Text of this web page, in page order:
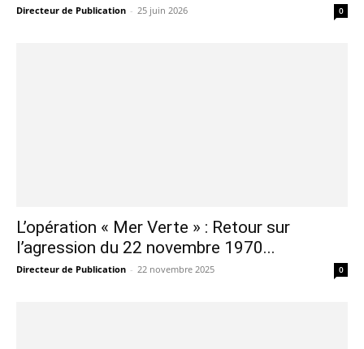
Directeur de Publication - 25 juin 2026 0
L’opération « Mer Verte » : Retour sur
l’agression du 22 novembre 1970...
Directeur de Publication - 22 novembre 2025 0